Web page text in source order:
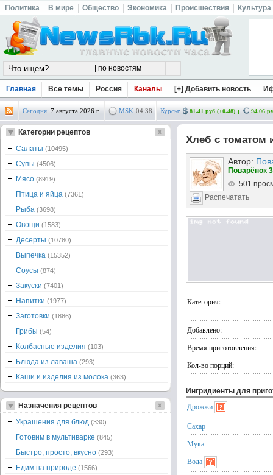
Политика В мире Общество Экономика Происшествия Культура
Главная Все темы Россия Каналы [+] Добавить новость
Сегодня: 7 августа 2026 г. MSK 04:38 Курсы: 81.41 руб (+0.48) 94.06
Хлеб с томатом
Автор:
Поварёнок
501
Распечатать
Категория:
Добавлено:
Время приготовления:
Кол-во порций:
Ингридиенты для
Дрожжи
Сахар
Мука
Вода
Категории рецептов
Салаты (10495)
Супы (4506)
Мясо (8919)
Птица и яйца (7361)
Рыба (3698)
Овощи (1583)
Десерты (10780)
Выпечка (15352)
Соусы (874)
Закуски (7401)
Напитки (1977)
Заготовки (1886)
Грибы (54)
Колбасные изделия (103)
Блюда из лаваша (293)
Каши и изделия из молока (363)
Назначения рецептов
Украшения для блюд (330)
Готовим в мультиварке (845)
Быстро, просто, вкусно (293)
Едим на природе (1566)